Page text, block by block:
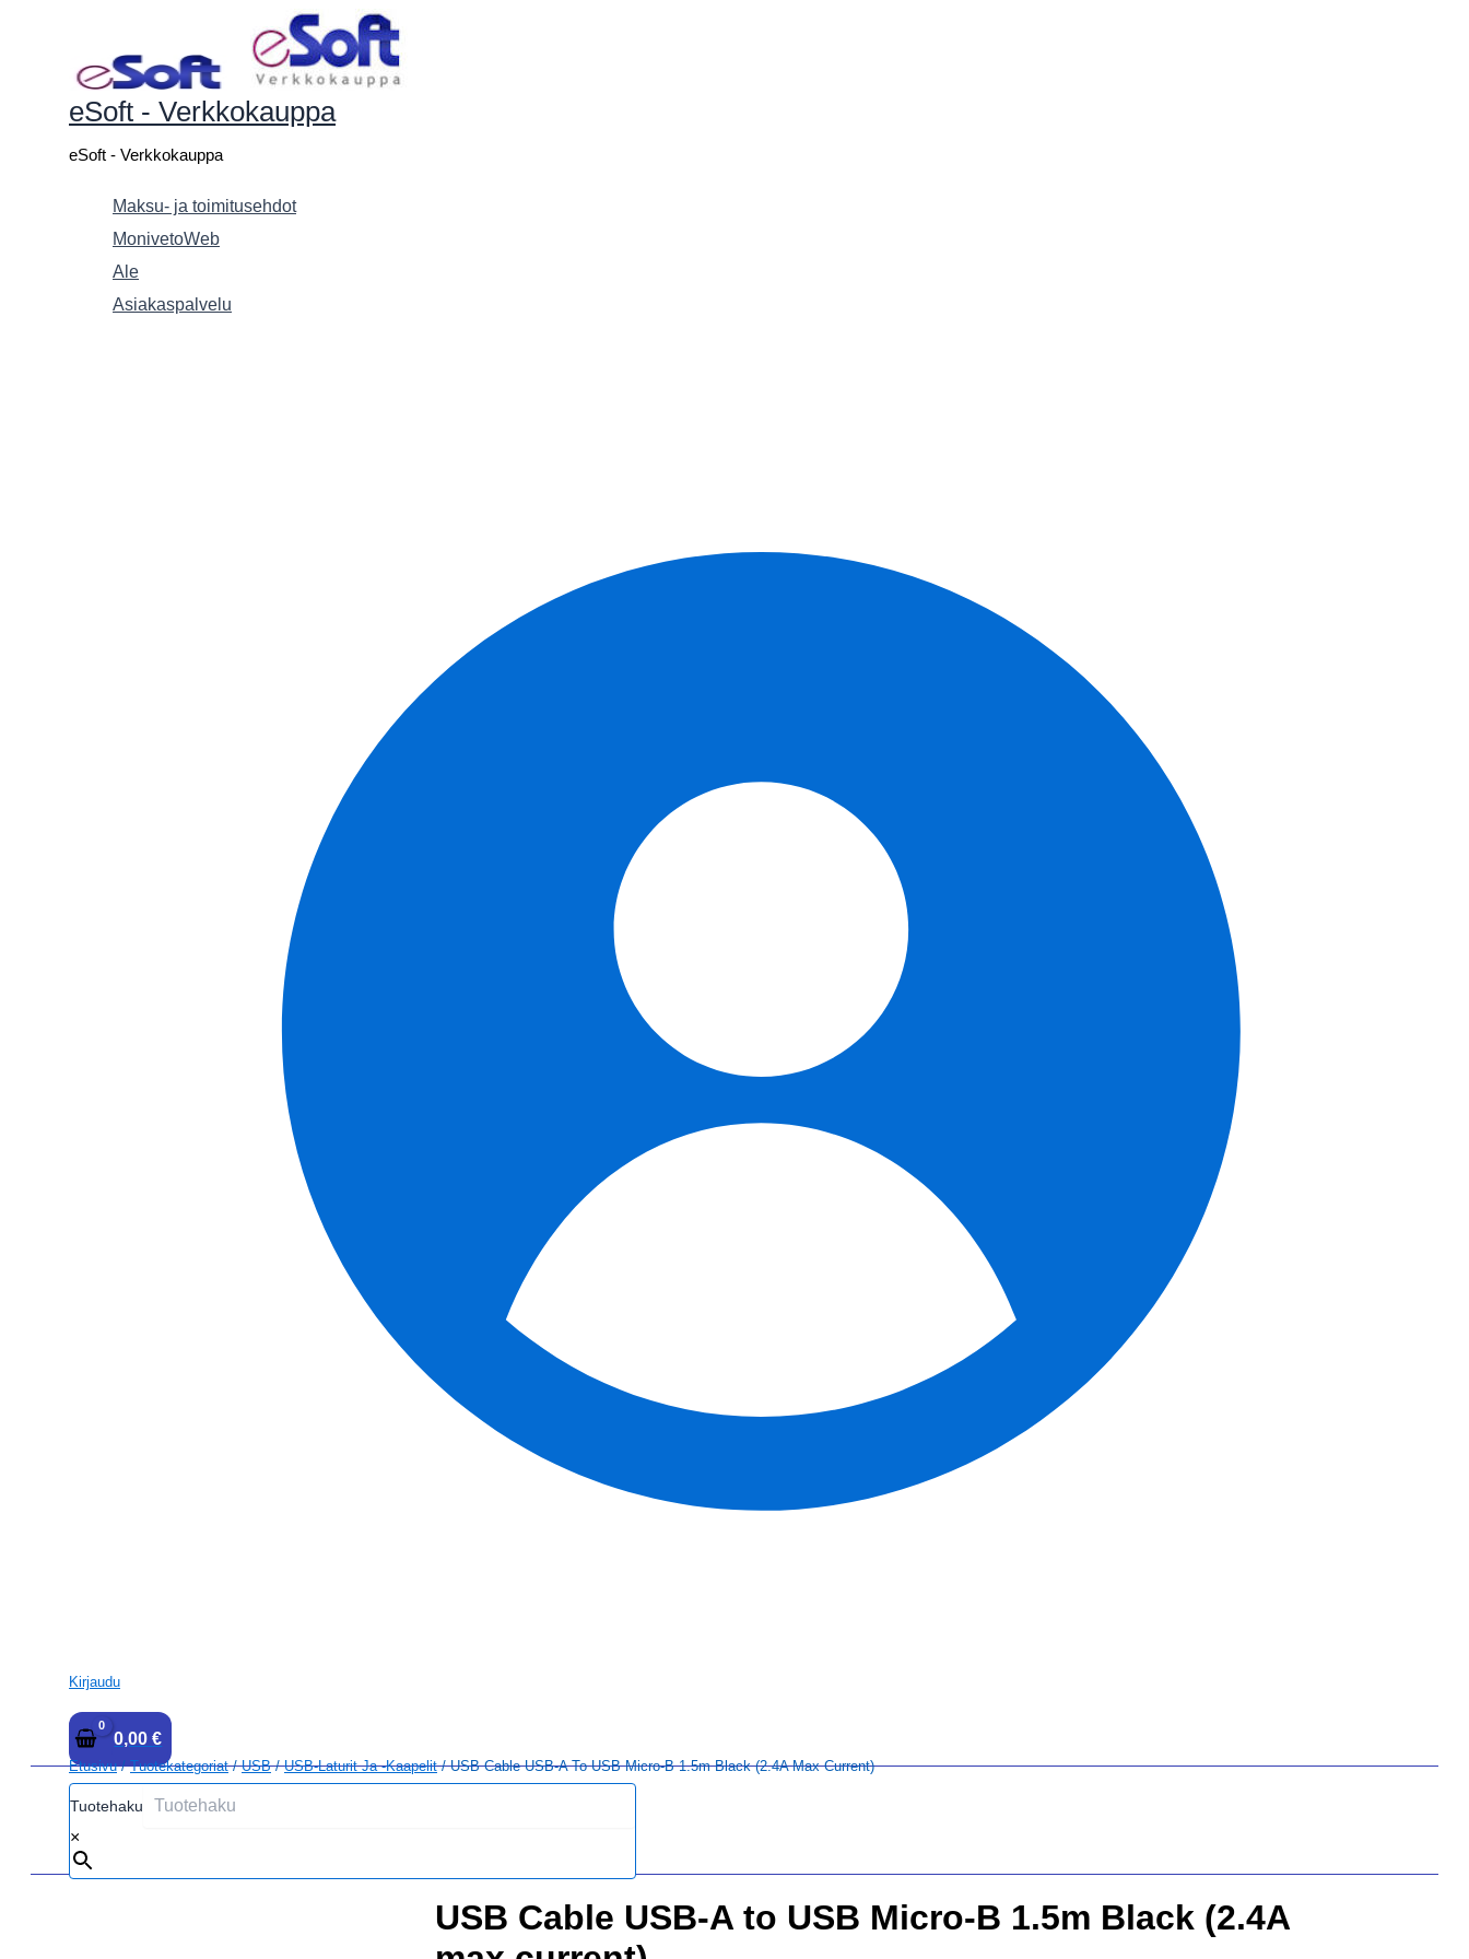
eSoft - Verkkokauppa
eSoft - Verkkokauppa
Maksu- ja toimitusehdot
MonivetoWeb
Ale
Asiakaspalvelu
Kirjaudu
0,00€
Etusivu/Tuotekategoriat/USB/USB-Laturit Ja -kaapelit/ USB Cable USB-A To USB Micro-B 1.5m Black (2.4A Max Current)
Tuotehaku
×
USB Cable USB-A to USB Micro-B 1.5m Black (2.4A